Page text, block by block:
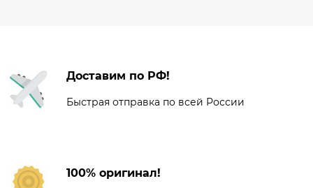
Доставим по РФ!
Быстрая отправка по всей России
100% оригинал!